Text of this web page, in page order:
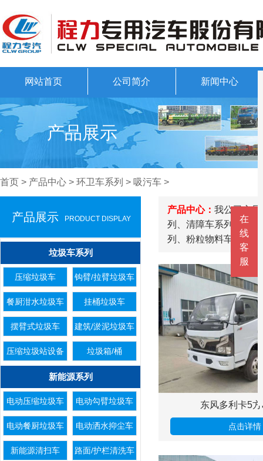
网站首页 公司简介 新闻中心
产品展示
首页 > 产品中心 > 环卫车系列 > 吸污车 >
产品展示 PRODUCT DISPLAY
垃圾车系列
压缩垃圾车 钩臂/拉臂垃圾车
餐厨泔水垃圾车 挂桶垃圾车
摆臂式垃圾车 建筑/淤泥垃圾车
压缩垃圾站设备 垃圾箱/桶
新能源系列
电动压缩垃圾车 电动勾臂垃圾车
电动餐厨垃圾车 电动洒水抑尘车
新能源清扫车 路面/护栏清洗车
产品中心： 我公司主
列、清障车系列、随
列、粉粒物料车系列
东风多利卡5
点击详情
在
线
客
服